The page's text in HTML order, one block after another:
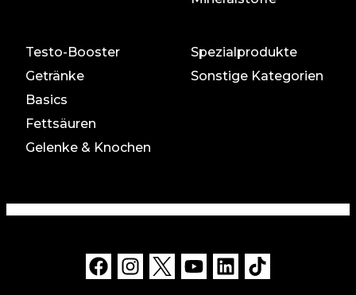
Testo-Booster
Getränke
Basics
Fettsäuren
Gelenke & Knochen
Spezialprodukte
Sonstige Kategorien